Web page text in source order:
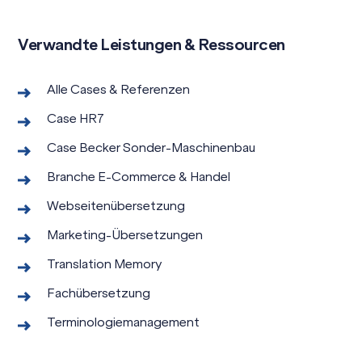
Verwandte Leistungen & Ressourcen
Alle Cases & Referenzen
Case HR7
Case Becker Sonder-Maschinenbau
Branche E-Commerce & Handel
Webseitenübersetzung
Marketing-Übersetzungen
Translation Memory
Fachübersetzung
Terminologiemanagement